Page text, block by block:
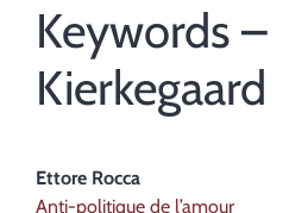
Keywords –
Kierkegaard
Ettore Rocca
Anti-politique de l’amour